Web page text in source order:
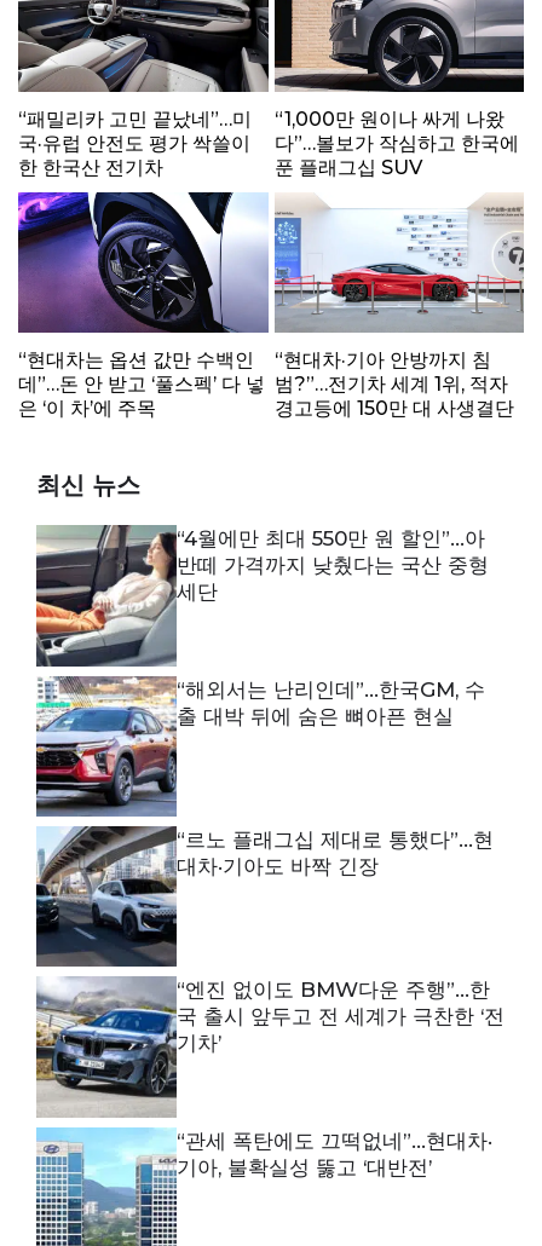
“패밀리카 고민 끝났네”…미
국·유럽 안전도 평가 싹쓸이
한 한국산 전기차
“1,000만 원이나 싸게 나왔
다”…볼보가 작심하고 한국에
푼 플래그십 SUV
“현대차는 옵션 값만 수백인
데”…돈 안 받고 ‘풀스펙’ 다 넣
은 ‘이 차’에 주목
“현대차·기아 안방까지 침
범?”…전기차 세계 1위, 적자
경고등에 150만 대 사생결단
최신 뉴스
“4월에만 최대 550만 원 할인”…아
반떼 가격까지 낮췄다는 국산 중형
세단
“해외서는 난리인데”…한국GM, 수
출 대박 뒤에 숨은 뼈아픈 현실
“르노 플래그십 제대로 통했다”…현
대차·기아도 바짝 긴장
“엔진 없이도 BMW다운 주행”…한
국 출시 앞두고 전 세계가 극찬한 ‘전
기차’
“관세 폭탄에도 끄떡없네”…현대차·
기아, 불확실성 뚫고 ‘대반전’